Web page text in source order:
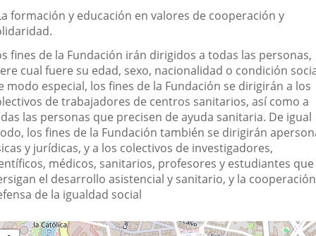
formación y educación en valores de cooperación y
fines de la Fundación irán dirigidos a todas las personas,
cual fuere su edad, sexo, nacionalidad o condición
modo especial, los fines de la Fundación se dirigirán a los
de trabajadores de centros sanitarios, así como a
las personas que precisen de ayuda sanitaria. De igual
los fines de la Fundación también se dirigirán
y jurídicas, y a los colectivos de investigadores,
médicos, sanitarios, profesores y estudiantes que
el desarrollo asistencial y sanitario, y la
de la igualdad social